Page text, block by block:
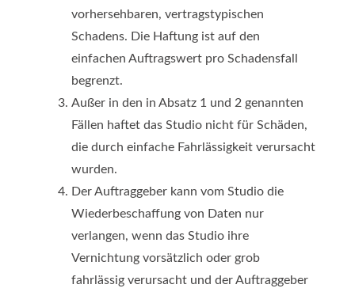
vorhersehbaren, vertragstypischen
Schadens. Die Haftung ist auf den
einfachen Auftragswert pro Schadensfall
begrenzt.
Außer in den in Absatz 1 und 2 genannten
Fällen haftet das Studio nicht für Schäden,
die durch einfache Fahrlässigkeit verursacht
wurden.
Der Auftraggeber kann vom Studio die
Wiederbeschaffung von Daten nur
verlangen, wenn das Studio ihre
Vernichtung vorsätzlich oder grob
fahrlässig verursacht und der Auftraggeber